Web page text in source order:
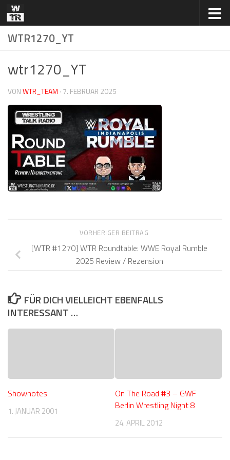
Zum Inhalt springen
WTR1270_YT
wtr1270_YT
VONWTR_TEAM · 7. FEBRUAR 2025
VORHERIGER BEITRAG
[WTR #1270] WTR Roundtable: WWE Royal Rumble
2025 Review / Rezension
FÜR DICH VIELLEICHT EBENFALLS
INTERESSANT …
Shownotes
1. JANUAR 2001
On The Road #3 – GWF
Berlin Wrestling Night 8
24. APRIL 2012